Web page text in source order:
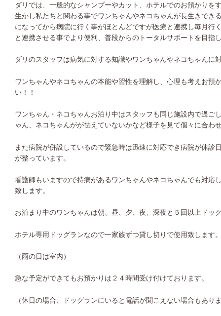
ダリでは、一般的なシャンプーやカット、ホテルでのお預かりを
生かし私たちと関わる事でワンちゃんやネコちゃんが長生きで
になってから病院に行く事がほとんどですが医療と連携し毎月行
と連携させる事でより便利、普段からのトータルサポートを目指
ダリのスタッフは病気に対する知識やワンちゃんやネコちゃんに
ワンちゃんやネコちゃんの本能や習性を理解し、心理も考えお預
い！！
ワンちゃん・ネコちゃんお泊り中はスタッフも同じ施設内で過ご
ゃん、ネコちゃんがが怯えていないかなど様子を見て個々に合わ
また病院が併設しているので緊急時は迅速に対応でき病院が休診
が整っています。
看護師もいますので持病があるワンちゃんやネコちゃんでも対応
致します。
お泊まり中のワンちゃんは朝、昼、夕、夜、深夜と５回以上ドッ
ホテル専用ドッグランなので一家族ずつ貸し切りで使用致します
（雨の日は室内）
急な予定ができてもお預かりは２４時間受け付けております。
（休日の場合、ドッグランにいると電話が聞こえない場合もあり